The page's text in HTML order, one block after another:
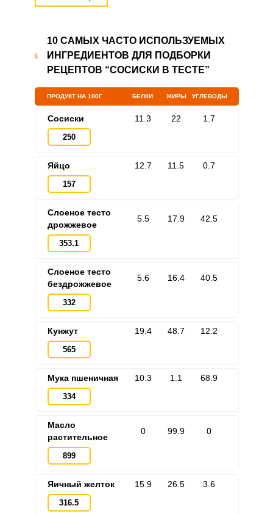
10 САМЫХ ЧАСТО ИСПОЛЬЗУЕМЫХ
ИНГРЕДИЕНТОВ ДЛЯ ПОДБОРКИ
РЕЦЕПТОВ “СОСИСКИ В ТЕСТЕ”
ПРОДУКТ НА 100Г БЕЛКИ ЖИРЫ УГЛЕВОДЫ
Сосиски
250
11.3 22 1.7
Яйцо
157
12.7 11.5 0.7
Слоеное тесто
дрожжевое
353.1
5.5 17.9 42.5
Слоеное тесто
бездрожжевое
332
5.6 16.4 40.5
Кунжут
565
19.4 48.7 12.2
Мука пшеничная
334
10.3 1.1 68.9
Масло
растительное
899
0 99.9 0
Яичный желток
316.5
15.9 26.5 3.6
Запомнить меня
ЕЩЕ НЕ ЗАРЕГИСТРИРОВАННЫ?